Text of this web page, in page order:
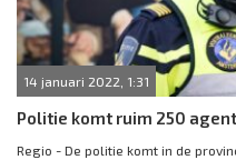
14 januari 2022, 1:31
Politie komt ruim 250
Regio - De politie komt in de